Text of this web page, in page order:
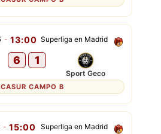
Superliga en Madrid
- 13:00
6 1
Sport Geco
CAMPO B
Superliga en Madrid
- 15:00